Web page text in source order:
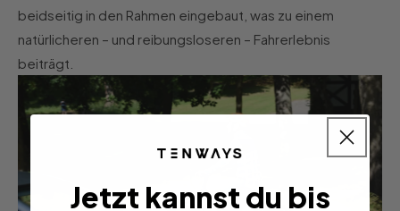
beidseitig in den Rahmen eingebaut, was zu einem
natürlicheren – und reibungsloseren – Fahrerlebnis
beiträgt.
Jetzt kannst du bis